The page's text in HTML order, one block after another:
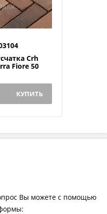
Crh
Fiore 50
КУПИТЬ
Вы можете с помощью